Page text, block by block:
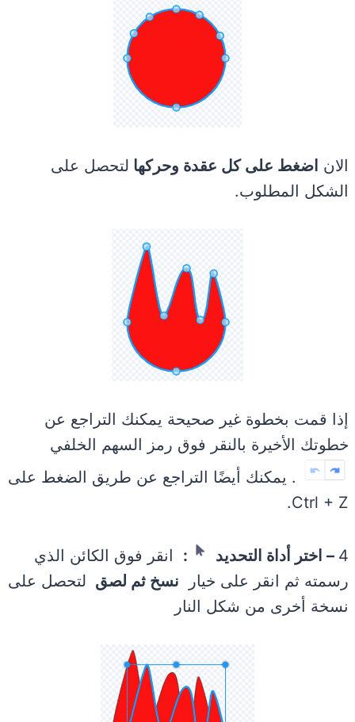
الان اضغط على كل عقدة وحركها لتحصل على
الشكل المطلوب.
إذا قمت بخطوة غير صحيحة يمكنك التراجع عن
خطوتك الأخيرة بالنقر فوق رمز السهم الخلفي
. يمكنك أيضًا التراجع عن طريق الضغط على
Ctrl + Z.
4 – اختر أداة التحديد : انقر فوق الكائن الذي
رسمته ثم انقر على خيار نسخ ثم لصق لتحصل على
نسخة أخرى من شكل النار